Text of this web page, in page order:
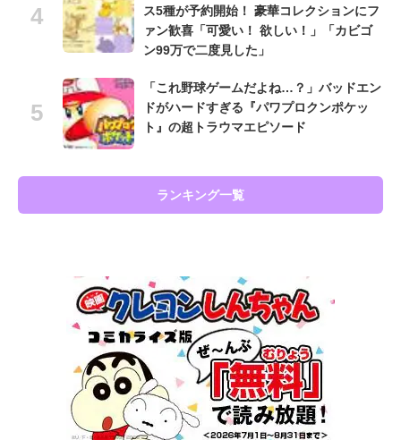
ス5種が予約開始！ 豪華コレクションにフ
ァン歓喜「可愛い！ 欲しい！」「カビゴ
ン99万で二度見した」
「これ野球ゲームだよね…？」バッドエン
ドがハードすぎる『パワプロクンポケッ
ト』の超トラウマエピソード
ランキング一覧